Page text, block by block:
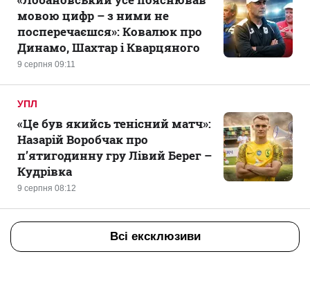
9 серпня 09:11
мовою цифр – з ними не
посперечаєшся»: Ковалюк про
Динамо, Шахтар і Кварцяного
УПЛ
9 серпня 08:12
«Це був якийсь тенісний матч»:
Назарій Воробчак про
п’ятигодинну гру Лівий Берег –
Кудрівка
Всі ексклюзиви